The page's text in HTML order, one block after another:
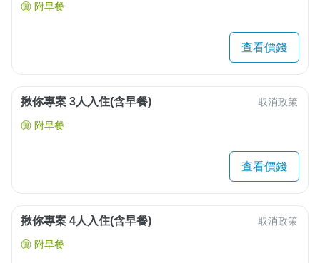
附早餐
查看價錢
揪你專案 3人入住(含早餐) 取消政策
附早餐
查看價錢
揪你專案 4人入住(含早餐) 取消政策
附早餐